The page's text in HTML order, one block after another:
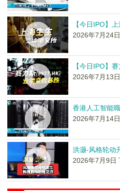
【今日IPO】
2026年7月24
【今日IPO】
2026年7月13
香港人工智能
2026年7月14
洪灏-风格轮动
2026年7月9日